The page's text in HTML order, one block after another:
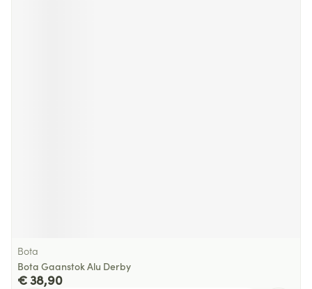
Bota
Bota Gaanstok Alu Derby
€ 38,90